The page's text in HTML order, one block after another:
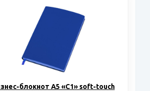
блокнот А5 «C1» soft-touch